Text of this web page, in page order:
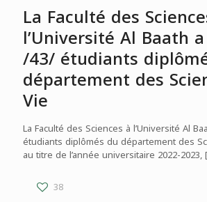
La Faculté des
l’Université Al Baath
/43/ étudiants
département des
Vie
La Faculté des Sciences à l’Université Al
étudiants diplômés du département des
au titre de l’année universitaire 2022-2023,
38